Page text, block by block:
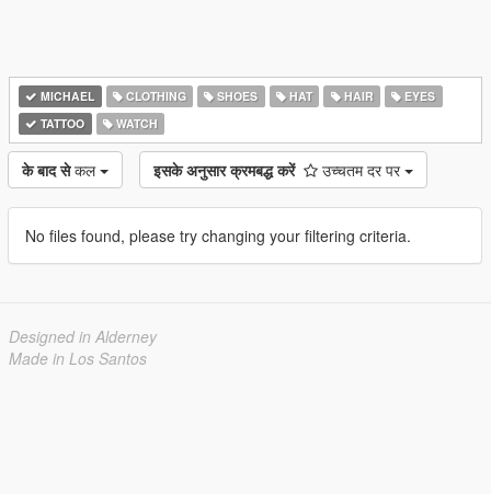
MICHAEL CLOTHING SHOES HAT HAIR
EYES
TATTOO
WATCH
के बाद से कल इसके अनुसार क्रमबद्ध करें उच्चतम दर पर
No files found, please try changing your filtering criteria.
Designed in Alderney
Made in Los Santos